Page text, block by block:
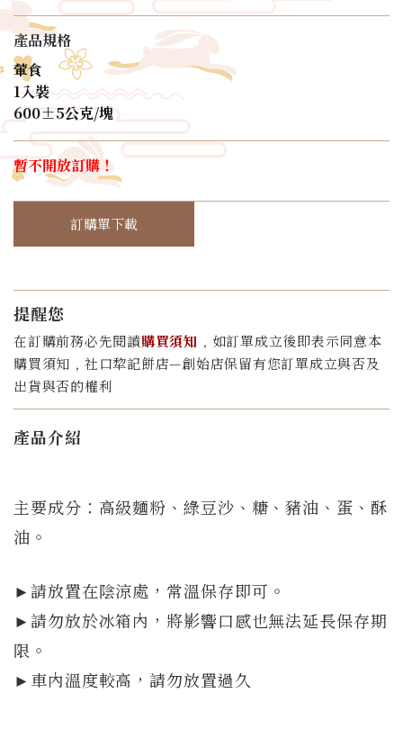
產品規格
葷食
1入裝
600±5公克/塊
暫不開放訂購！
訂購單下載
提醒您
在訂購前務必先閱讀購買須知 ﹐如訂單成立後即表示同意本
購買須知﹐社口犂記餅店—創始店保留有您訂單成立與否及
出貨與否的權利
產品介紹
主要成分：高級麵粉、綠豆沙、糖、豬油、蛋、酥
油。
►請放置在陰涼處，常溫保存即可。
►請勿放於冰箱內，將影響口感也無法延長保存期
限。
►車內溫度較高，請勿放置過久